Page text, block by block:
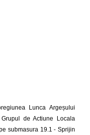
Lunca Argeșului
de Actiune Locala
submasura 19.1 - Sprijin